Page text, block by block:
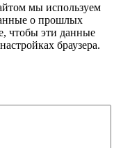
мы используем
о прошлых
чтобы эти данные
браузера.